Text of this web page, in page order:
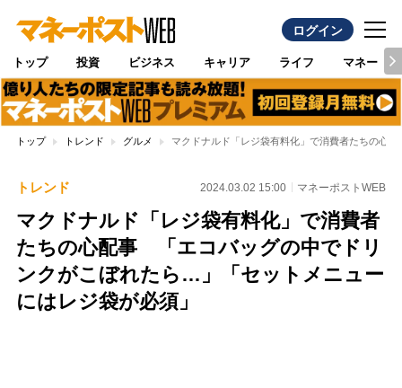
ログイン
トップ 投資 ビジネス キャリア ライフ マネー
トップ トレンド グルメ マクドナルド「レジ袋有料化」で消費者たちの心
トレンド 2024.03.02 15:00 マネーポストWEB
マクドナルド「レジ袋有料化」で消費者
たちの心配事 「エコバッグの中でドリ
ンクがこぼれたら…」「セットメニュー
にはレジ袋が必須」